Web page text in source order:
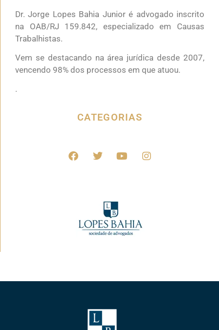
Dr. Jorge Lopes Bahia Junior é advogado inscrito
na OAB/RJ 159.842, especializado em Causas
Trabalhistas.
Vem se destacando na área jurídica desde 2007,
vencendo 98% dos processos em que atuou.
.
CATEGORIAS